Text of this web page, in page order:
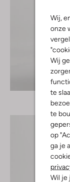
Wij,
onze
Wij
te
te
op
ga je
Wil je